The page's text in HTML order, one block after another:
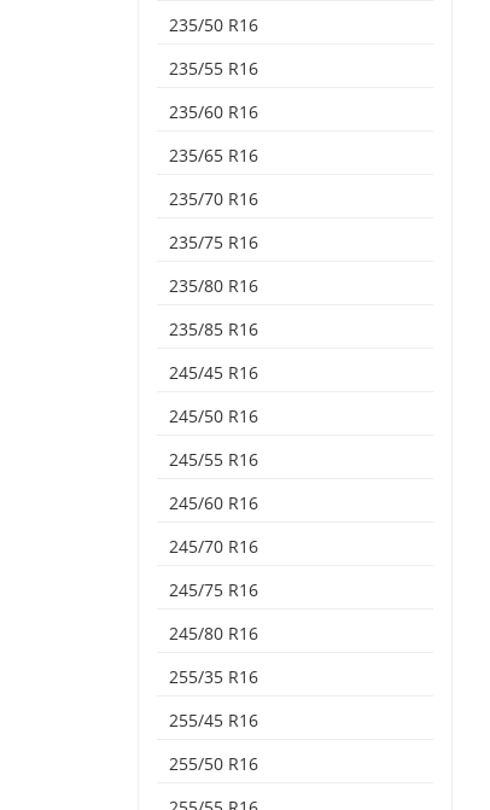
235/50 R16
235/55 R16
235/60 R16
235/65 R16
235/70 R16
235/75 R16
235/80 R16
235/85 R16
245/45 R16
245/50 R16
245/55 R16
245/60 R16
245/70 R16
245/75 R16
245/80 R16
255/35 R16
255/45 R16
255/50 R16